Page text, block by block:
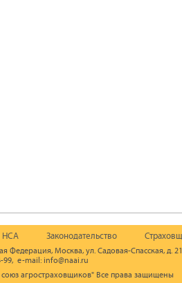
НСА Законодательство
Федерация, Москва, ул. Садовая-Спасская, д.
99, e-mail: info@naai.ru
агростраховщиков" Все права защищены